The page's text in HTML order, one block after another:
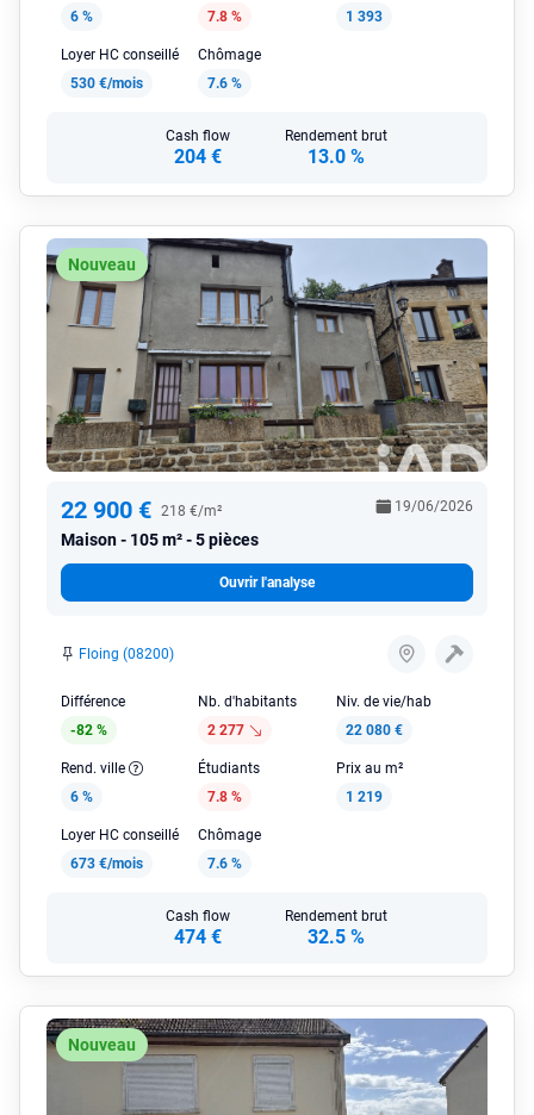
6 %
7.8 %
1 393
Loyer HC conseillé
530 €/mois
Chômage
7.6 %
Cash flow
204 €
Rendement brut
13.0 %
Nouveau
22 900 € 218 €/m²
Maison 105 m² - 5 pièces
19/06/2026
Ouvrir l'analyse
Floing (08200)
Différence
-82 %
Nb. d'habitants
2 277
Niv. de vie/hab
22 080 €
Rend. ville
6 %
Étudiants
7.8 %
Prix au m²
1 219
Loyer HC conseillé
673 €/mois
Chômage
7.6 %
Cash flow
474 €
Rendement brut
32.5 %
Nouveau